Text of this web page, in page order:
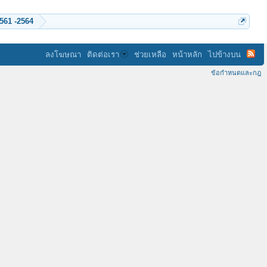
ร่วมบริจาค ค่า Hosting ของเว็บพลังจิต ปี 2552 ...2558 -2559 -2560 - 2561 -2564
ลงโฆษณา ติดต่อเรา ช่วยเหลือ หน้าหลัก ไปข้างบน
ข้อกำหนดและกฎ